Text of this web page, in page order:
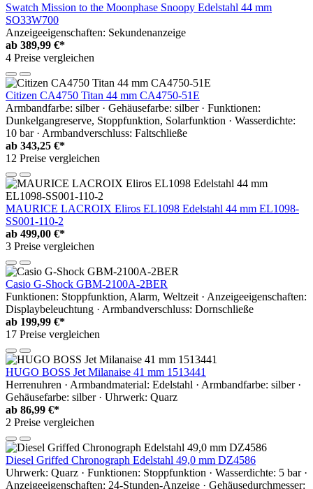
Swatch Mission to the Moonphase Snoopy Edelstahl 44 mm
SO33W700
Anzeigeeigenschaften: Sekundenanzeige
ab 389,99 €*
4 Preise vergleichen
Citizen CA4750 Titan 44 mm CA4750-51E
Armbandfarbe: silber · Gehäusefarbe: silber · Funktionen:
Dunkelgangreserve, Stoppfunktion, Solarfunktion · Wasserdichte:
10 bar · Armbandverschluss: Faltschließe
ab 343,25 €*
12 Preise vergleichen
MAURICE LACROIX Eliros EL1098 Edelstahl 44 mm EL1098-
SS001-110-2
ab 499,00 €*
3 Preise vergleichen
Casio G-Shock GBM-2100A-2BER
Funktionen: Stoppfunktion, Alarm, Weltzeit · Anzeigeeigenschaften:
Displaybeleuchtung · Armbandverschluss: Dornschließe
ab 199,99 €*
17 Preise vergleichen
HUGO BOSS Jet Milanaise 41 mm 1513441
Herrenuhren · Armbandmaterial: Edelstahl · Armbandfarbe: silber ·
Gehäusefarbe: silber · Uhrwerk: Quarz
ab 86,99 €*
2 Preise vergleichen
Diesel Griffed Chronograph Edelstahl 49,0 mm DZ4586
Uhrwerk: Quarz · Funktionen: Stoppfunktion · Wasserdichte: 5 bar ·
Anzeigeeigenschaften: 24-Stunden-Anzeige · Gehäusedurchmesser: